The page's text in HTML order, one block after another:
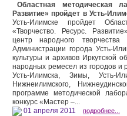
Областная методическая
Развитие» пройдет в Усть-
Усть-Илимске пройдет
«Творчество. Ресурс.
центр народного
Администрации города Усть-
культуры и архивов Иркутской
народных ремесел из городов и
Усть-Илимска, Зимы, Усть-
Нижнеилимского,
программе методической
конкурс «Мастер –...
01 апреля 2011 подробнее...